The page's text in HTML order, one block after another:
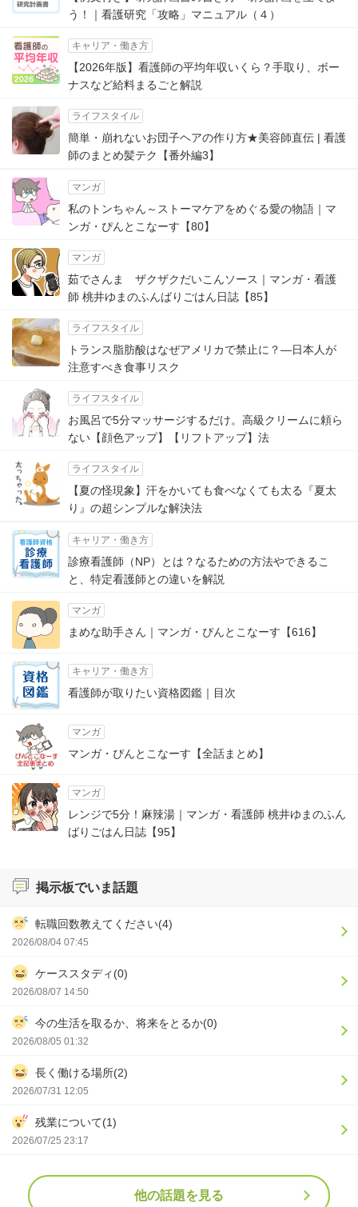
う！｜看護研究「攻略」マニュアル（４）
キャリア・働き方
【2026年版】看護師の平均年収いくら？手取り、ボー
ナスなど給料まるごと解説
ライフスタイル
簡単・崩れないお団子ヘアの作り方★美容師直伝 | 看護
師のまとめ髪テク【番外編3】
マンガ
私のトンちゃん～ストーマケアをめぐる愛の物語｜マ
ンガ・ぴんとこなーす【80】
マンガ
茹でさんま ザクザクだいこんソース｜マンガ・看護
師 桃井ゆまのふんばりごはん日誌【85】
ライフスタイル
トランス脂肪酸はなぜアメリカで禁止に？―日本人が
注意すべき食事リスク
ライフスタイル
お風呂で5分マッサージするだけ。高級クリームに頼ら
ない【顔色アップ】【リフトアップ】法
ライフスタイル
【夏の怪現象】汗をかいても食べなくても太る『夏太
り』の超シンプルな解決法
キャリア・働き方
診療看護師（NP）とは？なるための方法やできるこ
と、特定看護師との違いを解説
マンガ
まめな助手さん｜マンガ・ぴんとこなーす【616】
キャリア・働き方
看護師が取りたい資格図鑑｜目次
マンガ
マンガ・ぴんとこなーす【全話まとめ】
マンガ
レンジで5分！麻辣湯｜マンガ・看護師 桃井ゆまのふん
ばりごはん日誌【95】
掲示板でいま話題
転職回数教えてください(4)
2026/08/04 07:45
ケーススタディ(0)
2026/08/07 14:50
今の生活を取るか、将来をとるか(0)
2026/08/05 01:32
長く働ける場所(2)
2026/07/31 12:05
残業について(1)
2026/07/25 23:17
他の話題を見る